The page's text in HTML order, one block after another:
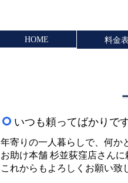
HOME 料金表
いつも頼ってばかりです
年寄りの一人暮らしで、何か
お助け本舗 杉並荻窪店さんに
これからもよろしくお願い致